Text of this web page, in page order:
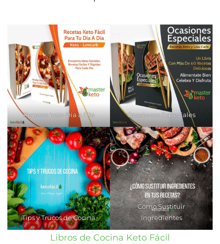
Recetas keto Dia a Día Ocasiones Especiales
Tips y Trucos de Cocina
Cómo Sustituir
Ingredientes
Libros de Cocina Keto Fácil